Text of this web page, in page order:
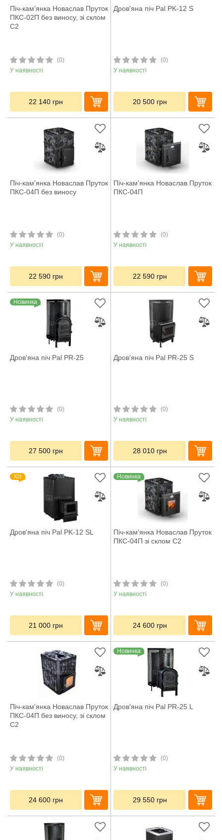
Піч-кам'янка Новаслав Пруток
ПКС-02П без виносу, зі склом
С2
(0)
У наявності
22 140 грн
Дров'яна піч Pal PK-12 S
(0)
У наявності
20 500 грн
Піч-кам'янка Новаслав Пруток
ПКС-04П без виносу
(0)
У наявності
22 590 грн
Піч-кам'янка Новаслав Пруток
ПКС-04П
(0)
У наявності
22 590 грн
Новинка
Дров'яна піч Pal PR-25
(0)
У наявності
27 500 грн
Дров'яна піч Pal PR-25 S
(0)
У наявності
28 010 грн
Хіт
Дров'яна піч Pal PK-12 SL
(0)
У наявності
21 000 грн
Новинка
Піч-кам'янка Новаслав Пруток
ПКС-04П зі склом С2
(0)
У наявності
24 600 грн
Піч-кам'янка Новаслав Пруток
ПКС-04П без виносу, зі склом
С2
(0)
У наявності
24 600 грн
Новинка
Дров'яна піч Pal PR-25 L
(0)
У наявності
29 550 грн